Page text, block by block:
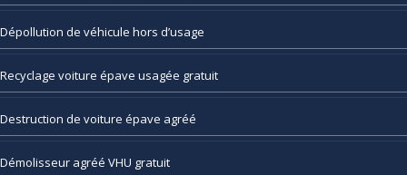
Dépollution de véhicule hors d’usage
Recyclage voiture épave usagée gratuit
Destruction de voiture épave agréé
Démolisseur agréé VHU gratuit